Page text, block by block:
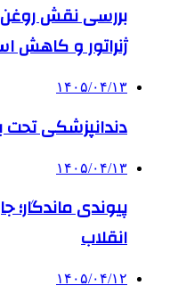
بررسی نقش روغن
ژنراتور و کاهش
۱۴۰۵/۰۴/۱۳
دندانپزشکی
۱۴۰۵/۰۴/۱۳
پیوندی ماندگار؛
انقلاب
۱۴۰۵/۰۴/۱۲